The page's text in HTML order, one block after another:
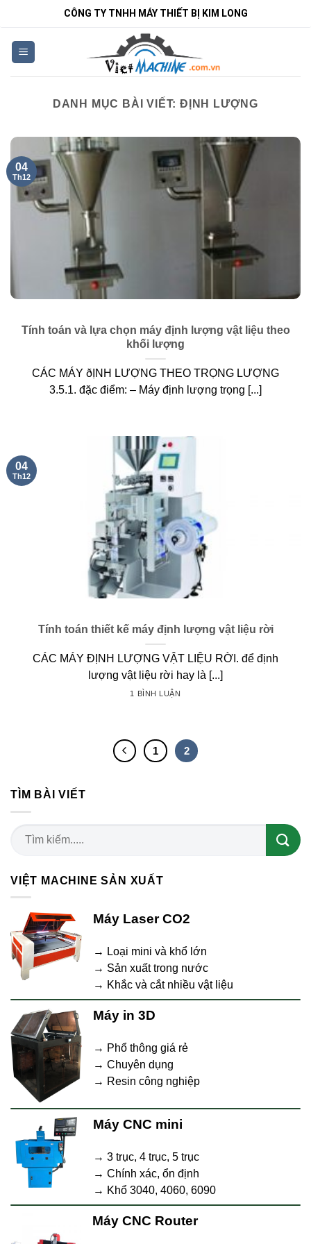
nội
dung
CÔNG TY TNHH MÁY THIẾT BỊ KIM LONG
DANH MỤC BÀI VIẾT:ĐỊNH LƯỢNG
Tính toán và lựa chọn máy định lượng vật liệu theo
khối lượng
CÁC MÁY ðỊNH LƯỢNG THEO TRỌNG LƯỢNG
3.5.1. đặc điểm: – Máy định lượng trọng [...]
04
Th12
Tính toán thiết kế máy định lượng vật liệu rời
CÁC MÁY ĐỊNH LƯỢNG VẬT LIỆU RỜI. để định
lượng vật liệu rời hay là [...]
1 BÌNH LUẬN
04
Th12
1 2
TÌM BÀI VIẾT
VIỆT MACHINE SẢN XUẤT
Máy Laser CO2
→ Loại mini và khổ lớn
→ Sản xuất trong nước
→ Khắc và cắt nhiều vật liệu
Máy in 3D
→ Phổ thông giá rẻ
→ Chuyên dụng
→ Resin công nghiệp
Máy CNC mini
→ 3 trục, 4 trục, 5 trục
→ Chính xác, ổn định
→ Khổ 3040, 4060, 6090
Máy CNC Router